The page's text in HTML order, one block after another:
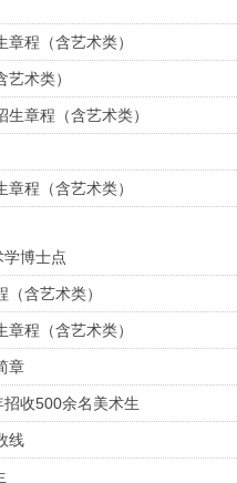
程（含艺术类）
术类）
章程（含艺术类）
程（含艺术类）
博士点
含艺术类）
程（含艺术类）
章
收500余名美术生
线